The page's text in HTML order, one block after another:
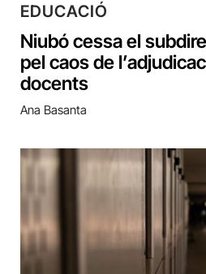
EDUCACIÓ
Niubó cessa el
pel caos de
docents
Ana Basanta